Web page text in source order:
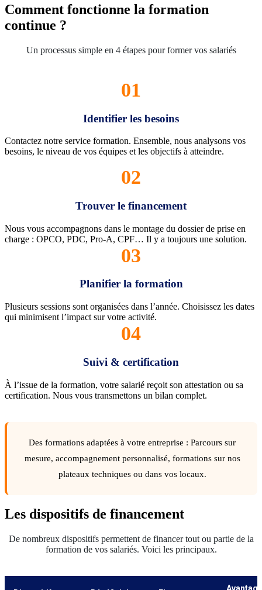
Comment fonctionne la formation
continue ?
Un processus simple en 4 étapes pour former vos salariés
01
Identifier les besoins
Contactez notre service formation. Ensemble, nous analysons vos
besoins, le niveau de vos équipes et les objectifs à atteindre.
02
Trouver le financement
Nous vous accompagnons dans le montage du dossier de prise en
charge : OPCO, PDC, Pro-A, CPF… Il y a toujours une solution.
03
Planifier la formation
Plusieurs sessions sont organisées dans l’année. Choisissez les dates
qui minimisent l’impact sur votre activité.
04
Suivi & certification
À l’issue de la formation, votre salarié reçoit son attestation ou sa
certification. Nous vous transmettons un bilan complet.
Des formations adaptées à votre entreprise : Parcours sur
mesure, accompagnement personnalisé, formations sur nos
plateaux techniques ou dans vos locaux.
Les dispositifs de financement
De nombreux dispositifs permettent de financer tout ou partie de la
formation de vos salariés. Voici les principaux.